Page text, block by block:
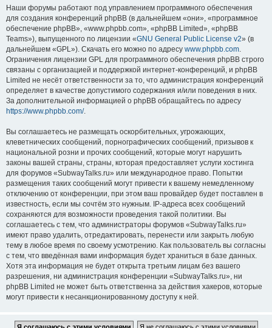
Наши форумы работают под управлением программного обеспечения
для создания конференций phpBB (в дальнейшем «они», «программное
обеспечение phpBB», «www.phpbb.com», «phpBB Limited», «phpBB
Teams»), выпущенного по лицензии «GNU General Public License v2» (в
дальнейшем «GPL»). Скачать его можно по адресу www.phpbb.com.
Ограничения лицензии GPL для программного обеспечения phpBB строго
связаны с организацией и поддержкой интернет-конференций, и phpBB
Limited не несёт ответственности за то, что администрация конференций
определяет в качестве допустимого содержания и/или поведения в них.
За дополнительной информацией о phpBB обращайтесь по адресу
https://www.phpbb.com/.
Вы соглашаетесь не размещать оскорбительных, угрожающих,
клеветнических сообщений, порнографических сообщений, призывов к
национальной розни и прочих сообщений, которые могут нарушить
законы вашей страны, страны, которая предоставляет услуги хостинга
для форумов «SubwayTalks.ru» или международное право. Попытки
размещения таких сообщений могут привести к вашему немедленному
отключению от конференции, при этом ваш провайдер будет поставлен в
известность, если мы сочтём это нужным. IP-адреса всех сообщений
сохраняются для возможности проведения такой политики. Вы
соглашаетесь с тем, что администраторы форумов «SubwayTalks.ru»
имеют право удалить, отредактировать, перенести или закрыть любую
тему в любое время по своему усмотрению. Как пользователь вы согласны
с тем, что введённая вами информация будет храниться в базе данных.
Хотя эта информация не будет открыта третьим лицам без вашего
разрешения, ни администрация конференции «SubwayTalks.ru», ни
phpBB Limited не может быть ответственна за действия хакеров, которые
могут привести к несанкционированному доступу к ней.